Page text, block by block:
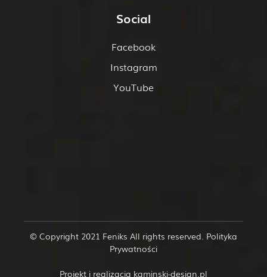
Social
Facebook
Instagram
YouTube
© Copyright 2021 Feniks All rights reserved. Polityka
Prywatności
Projekt i realizacja kaminski-design.pl